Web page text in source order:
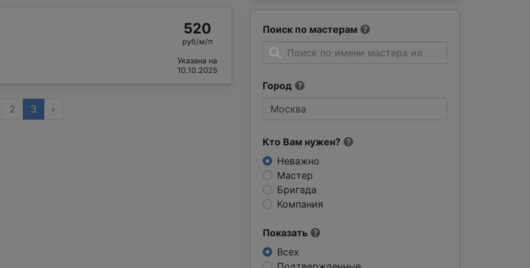
Поиск по мастерам
Город
Кто Вам нужен?
Неважно
Мастер
Бригада
Компания
Показать
Всех
520
руб/м/п
Указана на
10.10.2025
2 3 ›